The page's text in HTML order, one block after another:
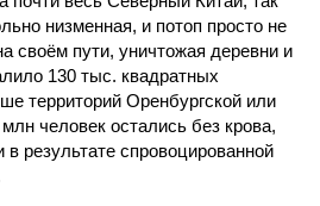
низменная, и потоп просто не
своём пути, уничтожая деревни и
130 тыс. квадратных
территорий Оренбургской или
человек остались без крова,
результате спровоцированной